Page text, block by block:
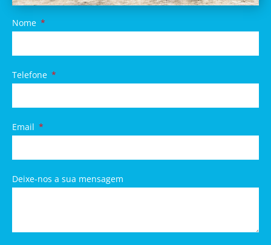
Nome
Telefone
Email
Deixe-nos a sua mensagem